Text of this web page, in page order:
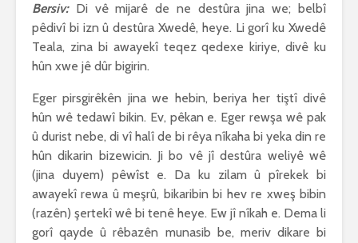
Bersiv: Di vê mijarê de ne destûra jina we; belbî
pêdivî bi izn û destûra Xwedê, heye. Li gorî ku Xwedê
Teala, zina bi awayekî teqez qedexe kiriye, divê ku
hûn xwe jê dûr bigirin.
Eger pirsgirêkên jina we hebin, beriya her tiştî divê
hûn wê tedawî bikin. Ev, pêkan e. Eger rewşa wê pak
û durist nebe, di vî halî de bi rêya nîkaha bi yeka din re
hûn dikarin bizewicin. Ji bo vê jî destûra weliyê wê
(jina duyem) pêwîst e. Da ku zilam û pîrekek bi
awayekî rewa û meşrû, bikaribin bi hev re xweş bibin
(razên) şertekî wê bi tenê heye. Ew jî nîkah e. Dema li
gorî qayde û rêbazên munasib be, meriv dikare bi